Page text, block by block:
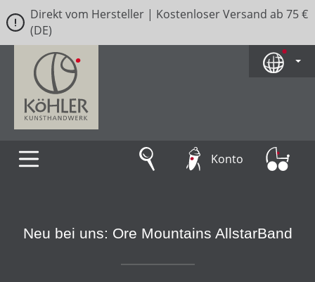
Zum Hauptinhalt springen
Direkt vom Hersteller | Kostenloser Versand ab 75 €
(DE)
Konto
Neu bei uns: Ore Mountains AllstarBand